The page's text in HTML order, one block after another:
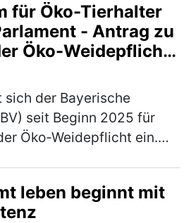
mir mitget…(mehr)
für Öko-Tierhalter
- Antrag zu
Öko-Weidepflicht
der Bayerische
seit Beginn 2025 für
Öko-Weidepflicht ein.
leben beginnt mit